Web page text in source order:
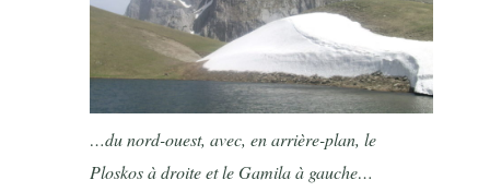
…du nord-ouest, avec, en arrière-plan, le
Ploskos à droite et le Gamila à gauche…